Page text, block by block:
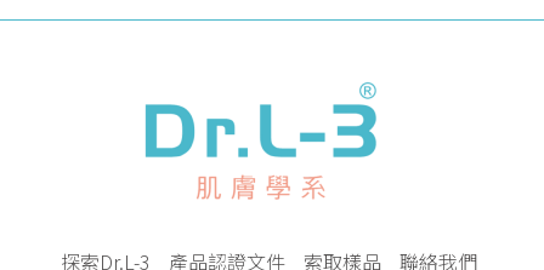
探索Dr.L-3 產品認證文件 索取樣品 聯絡我們